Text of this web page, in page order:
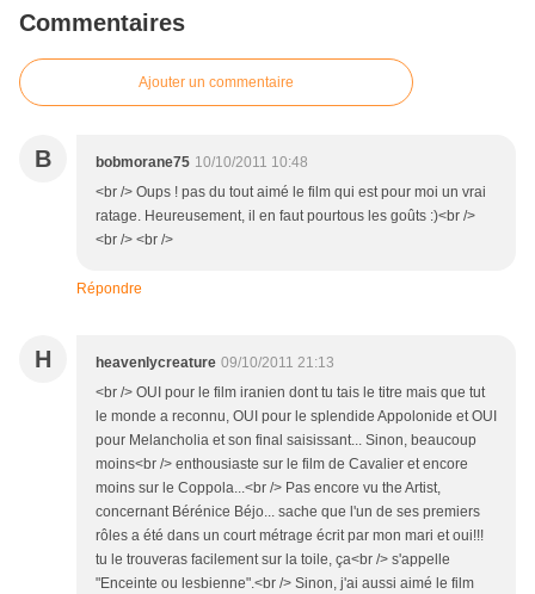
Commentaires
Ajouter un commentaire
B bobmorane75 10/10/2011 10:48
<br /> Oups ! pas du tout aimé le film qui est pour moi un vrai
ratage. Heureusement, il en faut pourtous les goûts :)<br />
<br /> <br />
Répondre
H heavenlycreature 09/10/2011 21:13
<br /> OUI pour le film iranien dont tu tais le titre mais que tut
le monde a reconnu, OUI pour le splendide Appolonide et OUI
pour Melancholia et son final saisissant... Sinon, beaucoup
moins<br /> enthousiaste sur le film de Cavalier et encore
moins sur le Coppola...<br /> Pas encore vu the Artist,
concernant Bérénice Béjo... sache que l'un de ses premiers
rôles a été dans un court métrage écrit par mon mari et oui!!!
tu le trouveras facilement sur la toile, ça<br /> s'appelle
"Enceinte ou lesbienne".<br /> Sinon, j'ai aussi aimé le film